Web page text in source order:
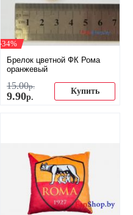
-34%
Брелок цветной ФК Рома
оранжевый
15.00р.
9.90р.
Купить